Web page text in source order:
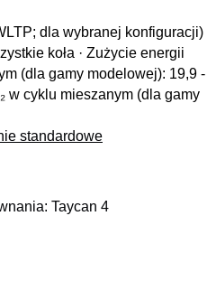
dla wybranej konfiguracji)
koła · Zużycie energii
(dla gamy modelowej): 19,9 -
w cyklu mieszanym (dla gamy
standardowe
Taycan 4